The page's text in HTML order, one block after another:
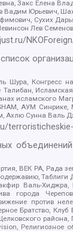
Закс Елена
Вадим Юрьевич,
Сухих
Лев
Конгресс
Талибан,
исламского
АУМ
Ахлю Сунна Валь
ВЕК РА, Рада
Валь-
города
против
Братство,
Религиозное